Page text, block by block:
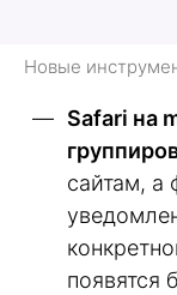
Новые
Safari на
сайтам, а
появятся